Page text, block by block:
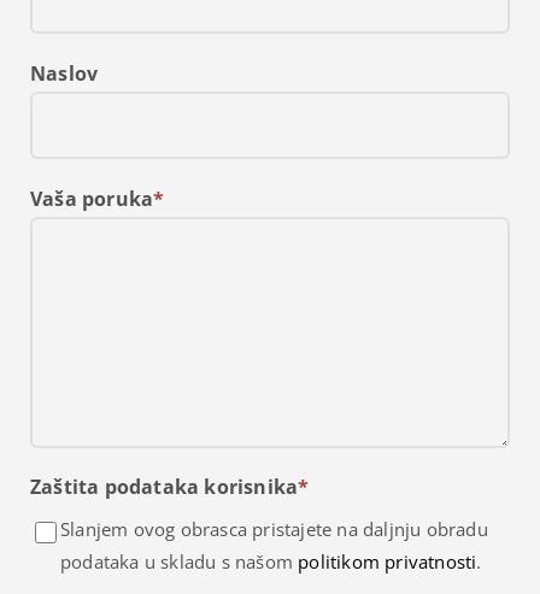
Naslov
Vaša poruka*
Zaštita podataka korisnika*
Slanjem ovog obrasca pristajete na daljnju obradu
podataka u skladu s našom politikom privatnosti.